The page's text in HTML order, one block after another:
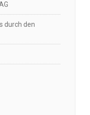
durch den